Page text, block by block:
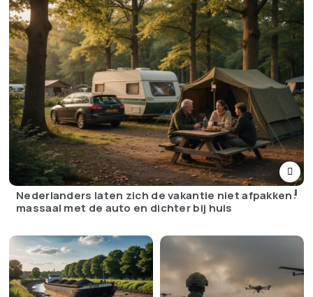
Nederlanders laten zich de vakantie niet afpakken:
massaal met de auto en dichter bij huis